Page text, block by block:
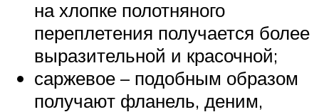
на хлопке полотняного
переплетения получается более
выразительной и красочной;
саржевое – подобным образом
получают фланель, деним,